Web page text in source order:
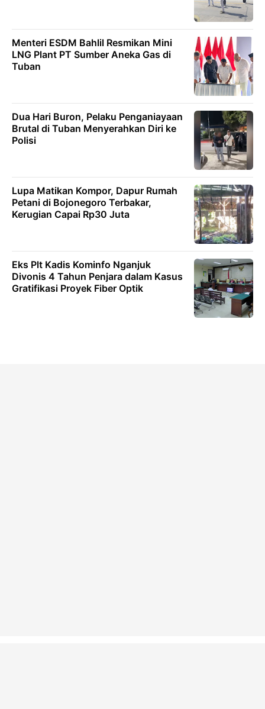
Menteri ESDM Bahlil Resmikan Mini
LNG Plant PT Sumber Aneka Gas di
Tuban
Dua Hari Buron, Pelaku Penganiayaan
Brutal di Tuban Menyerahkan Diri ke
Polisi
Lupa Matikan Kompor, Dapur Rumah
Petani di Bojonegoro Terbakar,
Kerugian Capai Rp30 Juta
Eks Plt Kadis Kominfo Nganjuk
Divonis 4 Tahun Penjara dalam Kasus
Gratifikasi Proyek Fiber Optik